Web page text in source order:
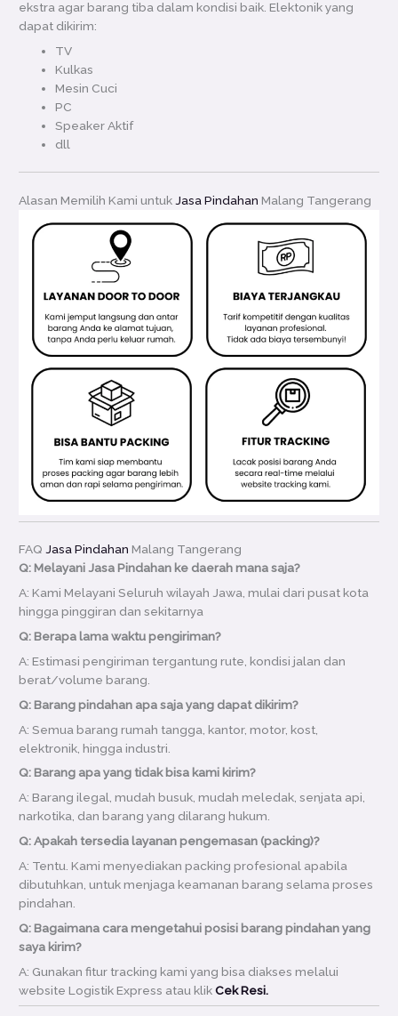
ekstra agar barang tiba dalam kondisi baik. Elektonik yang
dapat dikirim:
TV
Kulkas
Mesin Cuci
PC
Speaker Aktif
dll
Alasan Memilih Kami untuk Jasa Pindahan Malang Tangerang
FAQJasa Pindahan Malang Tangerang
Q: Melayani Jasa Pindahan ke daerah mana saja?
A: Kami Melayani Seluruh wilayah Jawa, mulai dari pusat kota
hingga pinggiran dan sekitarnya
Q: Berapa lama waktu pengiriman?
A: Estimasi pengiriman tergantung rute, kondisi jalan dan
berat/volume barang.
Q: Barang pindahan apa saja yang dapat dikirim?
A: Semua barang rumah tangga, kantor, motor, kost,
elektronik, hingga industri.
Q: Barang apa yang tidak bisa kami kirim?
A: Barang ilegal, mudah busuk, mudah meledak, senjata api,
narkotika, dan barang yang dilarang hukum.
Q: Apakah tersedia layanan pengemasan (packing)?
A: Tentu. Kami menyediakan packing profesional apabila
dibutuhkan, untuk menjaga keamanan barang selama proses
pindahan.
Q: Bagaimana cara mengetahui posisi barang pindahan yang
saya kirim?
A: Gunakan fitur tracking kami yang bisa diakses melalui
website Logistik Express atau klikCek Resi.